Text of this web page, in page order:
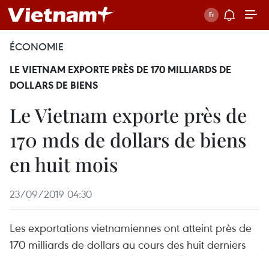
ÉCONOMIE
LE VIETNAM EXPORTE PRÈS DE 170 MILLIARDS DE
DOLLARS DE BIENS
Le Vietnam exporte près de
170 mds de dollars de biens
en huit mois
23/09/2019 04:30
Les exportations vietnamiennes ont atteint près de
170 milliards de dollars au cours des huit derniers